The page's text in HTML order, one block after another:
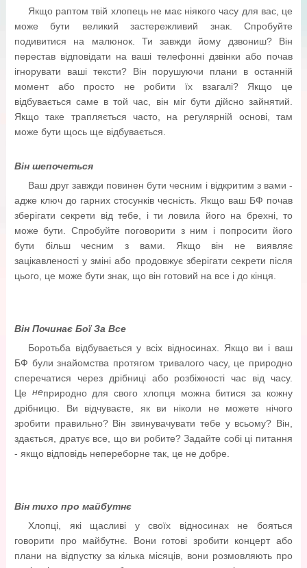
Якщо раптом твій хлопець не має ніякого часу для вас, це
може бути великий застережливий знак. Спробуйте
подивитися на малюнок. Ти завжди йому дзвониш? Він
перестав відповідати на ваші телефонні дзвінки або почав
ігнорувати ваші тексти? Він порушуючи плани в останній
момент або просто не робити їх взагалі? Якщо це
відбувається саме в той час, він міг бути дійсно зайнятий.
Якщо таке трапляється часто, на регулярній основі, там
може бути щось ще відбувається.
Він шепочеться
Ваш друг завжди повинен бути чесним і відкритим з вами -
адже ключ до гарних стосунків чесність. Якщо ваш БФ почав
зберігати секрети від тебе, і ти ловила його на брехні, то
може бути. Спробуйте поговорити з ним і попросити його
бути більш чесним з вами. Якщо він не виявляє
зацікавленості у зміні або продовжує зберігати секрети після
цього, це може бути знак, що він готовий на все і до кінця.
Він Починає Бої За Все
Боротьба відбувається у всіх відносинах. Якщо ви і ваш
БФ були знайомства протягом тривалого часу, це природно
сперечатися через дрібниці або розбіжності час від часу.
Це неприродно для свого хлопця можна битися за кожну
дрібницю. Ви відчуваєте, як ви ніколи не можете нічого
зробити правильно? Він звинувачувати тебе у всьому? Він,
здається, дратує все, що ви робите? Задайте собі ці питання
- якщо відповідь непереборне так, це не добре.
Він тихо про майбутнє
Хлопці, які щасливі у своїх відносинах не бояться
говорити про майбутнє. Вони готові зробити концерт або
плани на відпустку за кілька місяців, вони розмовляють про